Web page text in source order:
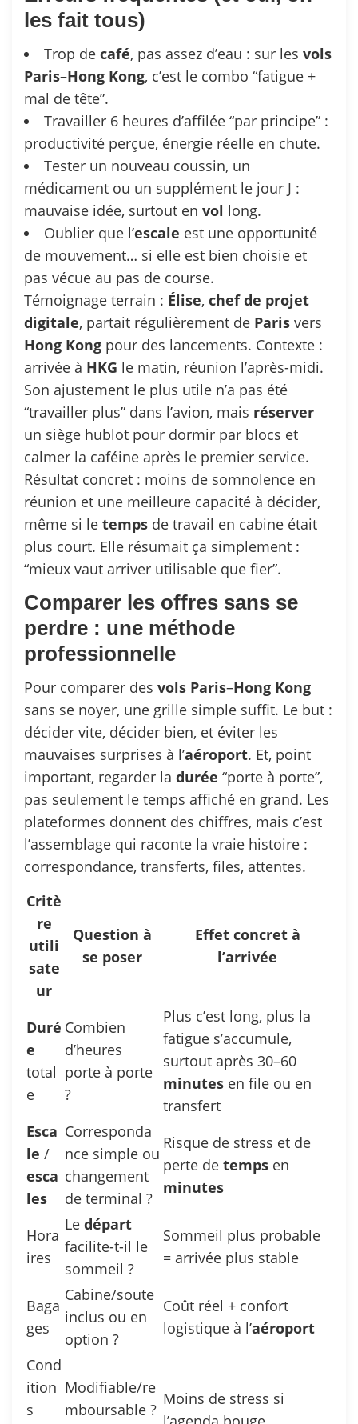
les fait tous)
Trop de café, pas assez d’eau : sur les vols
Paris–Hong Kong, c’est le combo “fatigue +
mal de tête”.
Travailler 6 heures d’affilée “par principe” :
productivité perçue, énergie réelle en chute.
Tester un nouveau coussin, un
médicament ou un supplément le jour J :
mauvaise idée, surtout en vol long.
Oublier que l’escale est une opportunité
de mouvement… si elle est bien choisie et
pas vécue au pas de course.
Témoignage terrain : Élise, chef de projet
digitale, partait régulièrement de Paris vers
Hong Kong pour des lancements. Contexte :
arrivée à HKG le matin, réunion l’après-midi.
Son ajustement le plus utile n’a pas été
“travailler plus” dans l’avion, mais réserver
un siège hublot pour dormir par blocs et
calmer la caféine après le premier service.
Résultat concret : moins de somnolence en
réunion et une meilleure capacité à décider,
même si le temps de travail en cabine était
plus court. Elle résumait ça simplement :
“mieux vaut arriver utilisable que fier”.
Comparer les offres sans se
perdre : une méthode
professionnelle
Pour comparer des vols Paris–Hong Kong
sans se noyer, une grille simple suffit. Le but :
décider vite, décider bien, et éviter les
mauvaises surprises à l’aéroport. Et, point
important, regarder la durée “porte à porte”,
pas seulement le temps affiché en grand. Les
plateformes donnent des chiffres, mais c’est
l’assemblage qui raconte la vraie histoire :
correspondance, transferts, files, attentes.
Critè
re
utili
sate
ur
Question à
se poser
Effet concret à
l’arrivée
Duré
e
total
e
Combien
d’heures
porte à porte
?
Plus c’est long, plus la
fatigue s’accumule,
surtout après 30–60
minutes en file ou en
transfert
Esca
le /
esca
les
Corresponda
nce simple ou
changement
de terminal ?
Risque de stress et de
perte de temps en
minutes
Hora
ires
Le départ
facilite-t-il le
sommeil ?
Sommeil plus probable
= arrivée plus stable
Baga
ges
Cabine/soute
inclus ou en
option ?
Coût réel + confort
logistique à l’aéroport
Cond
ition
s
Modifiable/re
mboursable ?
Moins de stress si